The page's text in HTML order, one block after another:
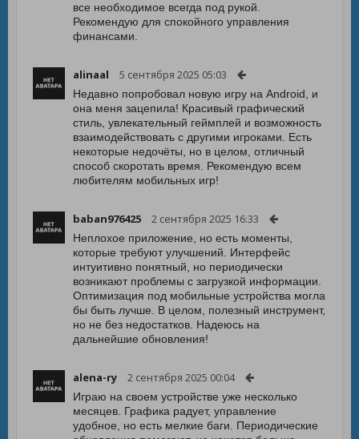
все необходимое всегда под рукой.
Рекомендую для спокойного управления
финансами.
alinaal 5 сентября 2025 05:03
Недавно попробовал новую игру на Android, и
она меня зацепила! Красивый графический
стиль, увлекательный геймплей и возможность
взаимодействовать с другими игроками. Есть
некоторые недочёты, но в целом, отличный
способ скоротать время. Рекомендую всем
любителям мобильных игр!
baban976425 2 сентября 2025 16:33
Неплохое приложение, но есть моменты,
которые требуют улучшений. Интерфейс
интуитивно понятный, но периодически
возникают проблемы с загрузкой информации.
Оптимизация под мобильные устройства могла
бы быть лучше. В целом, полезный инструмент,
но не без недостатков. Надеюсь на
дальнейшие обновления!
alena-ry 2 сентября 2025 00:04
Играю на своем устройстве уже несколько
месяцев. Графика радует, управление
удобное, но есть мелкие баги. Периодические